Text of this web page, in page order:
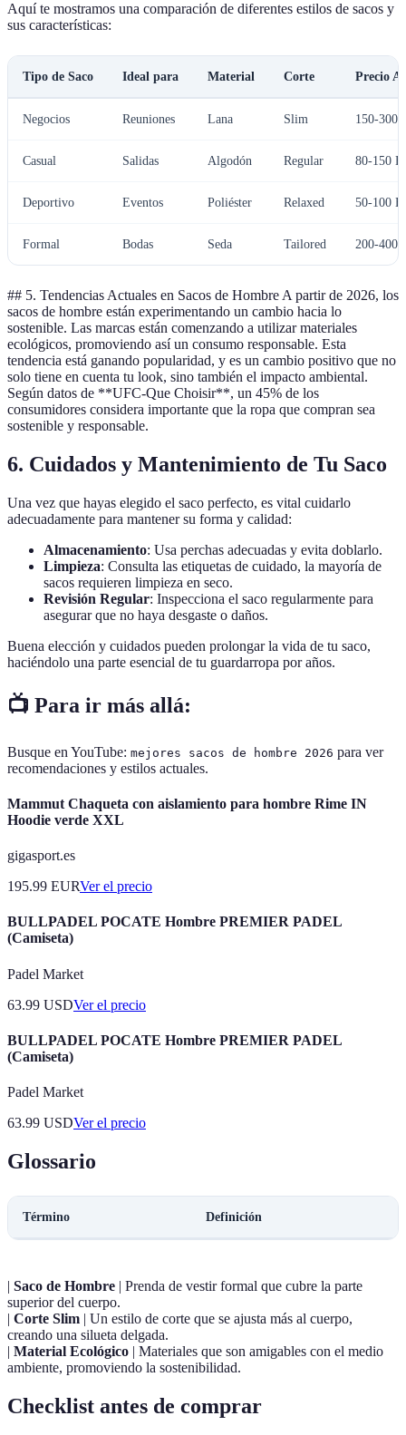
Aquí te mostramos una comparación de diferentes estilos de sacos y
sus características:
Tipo de Saco Ideal para Material Corte Precio
Negocios Reuniones Lana Slim 150-300
Casual Salidas Algodón Regular 80-150
Deportivo Eventos Poliéster Relaxed 50-100
Formal Bodas Seda Tailored 200-400
## 5. Tendencias Actuales en Sacos de Hombre A partir de 2026, los
sacos de hombre están experimentando un cambio hacia lo
sostenible. Las marcas están comenzando a utilizar materiales
ecológicos, promoviendo así un consumo responsable. Esta
tendencia está ganando popularidad, y es un cambio positivo que no
solo tiene en cuenta tu look, sino también el impacto ambiental.
Según datos de **UFC-Que Choisir**, un 45% de los
consumidores considera importante que la ropa que compran sea
sostenible y responsable.
6. Cuidados y Mantenimiento de Tu Saco
Una vez que hayas elegido el saco perfecto, es vital cuidarlo
adecuadamente para mantener su forma y calidad:
Almacenamiento: Usa perchas adecuadas y evita doblarlo.
Limpieza: Consulta las etiquetas de cuidado, la mayoría de
sacos requieren limpieza en seco.
Revisión Regular: Inspecciona el saco regularmente para
asegurar que no haya desgaste o daños.
Buena elección y cuidados pueden prolongar la vida de tu saco,
haciéndolo una parte esencial de tu guardarropa por años.
📺 Para ir más allá:
Busque en YouTube: mejores sacos de hombre 2026 para ver
recomendaciones y estilos actuales.
Mammut Chaqueta con aislamiento para hombre Rime IN
Hoodie verde XXL
gigasport.es
195.99 EURVer el precio
BULLPADEL POCATE Hombre PREMIER PADEL
(Camiseta)
Padel Market
63.99 USDVer el precio
BULLPADEL POCATE Hombre PREMIER PADEL
(Camiseta)
Padel Market
63.99 USDVer el precio
Glossario
Término Definición
| Saco de Hombre | Prenda de vestir formal que cubre la parte
superior del cuerpo.
| Corte Slim | Un estilo de corte que se ajusta más al cuerpo,
creando una silueta delgada.
| Material Ecológico | Materiales que son amigables con el medio
ambiente, promoviendo la sostenibilidad.
Checklist antes de comprar